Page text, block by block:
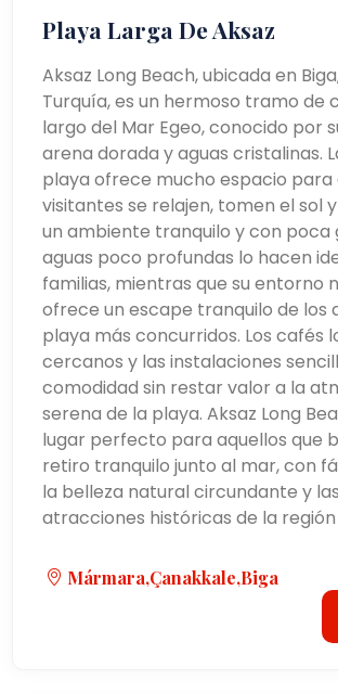
Playa Larga De Aksaz
Aksaz Long Beach, ubicada en
Turquía, es un hermoso tramo de
largo del Mar Egeo, conocido por
arena dorada y aguas cristalinas.
playa ofrece mucho espacio para
visitantes se relajen, tomen el sol
un ambiente tranquilo y con poca
aguas poco profundas lo hacen
familias, mientras que su entorno
ofrece un escape tranquilo de los
playa más concurridos. Los cafés
cercanos y las instalaciones
comodidad sin restar valor a la
serena de la playa. Aksaz Long
lugar perfecto para aquellos que
retiro tranquilo junto al mar, con
la belleza natural circundante y las
atracciones históricas de la región
Mármara,Çanakkale,biga